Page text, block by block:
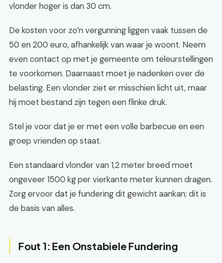
vlonder hoger is dan 30 cm.
De kosten voor zo’n vergunning liggen vaak tussen de
50 en 200 euro, afhankelijk van waar je woont. Neem
even contact op met je gemeente om teleurstellingen
te voorkomen. Daarnaast moet je nadenken over de
belasting. Een vlonder ziet er misschien licht uit, maar
hij moet bestand zijn tegen een flinke druk.
Stel je voor dat je er met een volle barbecue en een
groep vrienden op staat.
Een standaard vlonder van 1,2 meter breed moet
ongeveer 1500 kg per vierkante meter kunnen dragen.
Zorg ervoor dat je fundering dit gewicht aankan; dit is
de basis van alles.
Fout 1: Een Onstabiele Fundering